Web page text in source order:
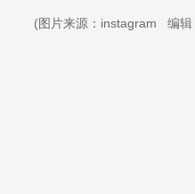
(图片来源：instagram 编辑